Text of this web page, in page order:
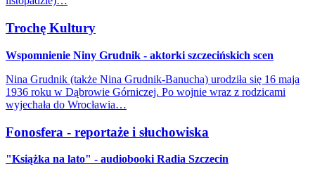
Trochę Kultury
Wspomnienie Niny Grudnik - aktorki szczecińskich scen
Nina Grudnik (także Nina Grudnik-Banucha) urodziła się 16 maja
1936 roku w Dąbrowie Górniczej. Po wojnie wraz z rodzicami
wyjechała do Wrocławia…
Fonosfera - reportaże i słuchowiska
"Książka na lato" - audiobooki Radia Szczecin